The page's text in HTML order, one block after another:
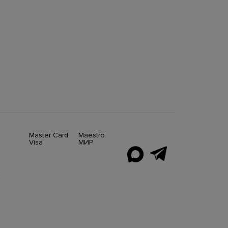
Master Card
Visa
Maestro
МИР